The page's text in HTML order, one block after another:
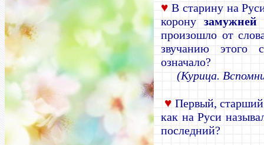
♥ В старину на
корону замужней
произошло от
звучанию этого
означало?
(Курица.
♥ Первый,
как на Руси
последний?